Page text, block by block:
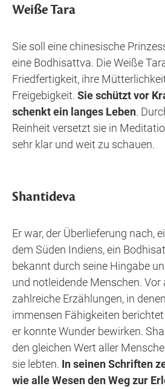
Weiße Tara
Sie soll eine chinesische
eine Bodhisattva. Die Weiße
Friedfertigkeit, ihre
Freigebigkeit. Sie schützt vor
schenkt ein langes Leben.
Reinheit versetzt sie in
sehr klar und weit zu schauen.
Shantideva
Er war, der Überlieferung nach,
dem Süden Indiens, ein
bekannt durch seine Hingabe
und notleidende Menschen. Vor
zahlreiche Erzählungen, in
immensen Fähigkeiten
er konnte Wunder bewirken.
den gleichen Wert aller
sie lebten. In seinen Schriften
wie alle Wesen den Weg zur